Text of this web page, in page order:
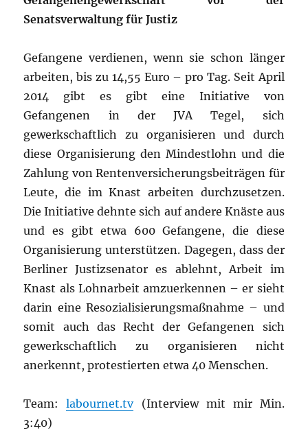
Senatsverwaltung für Justiz
Gefangene verdienen, wenn sie schon länger
arbeiten, bis zu 14,55 Euro – pro Tag. Seit April
2014 gibt es gibt eine Initiative von
Gefangenen in der JVA Tegel, sich
gewerkschaftlich zu organisieren und durch
diese Organisierung den Mindestlohn und die
Zahlung von Rentenversicherungsbeiträgen für
Leute, die im Knast arbeiten durchzusetzen.
Die Initiative dehnte sich auf andere Knäste aus
und es gibt etwa 600 Gefangene, die diese
Organisierung unterstützen. Dagegen, dass der
Berliner Justizsenator es ablehnt, Arbeit im
Knast als Lohnarbeit amzuerkennen – er sieht
darin eine Resozialisierungsmaßnahme – und
somit auch das Recht der Gefangenen sich
gewerkschaftlich zu organisieren nicht
anerkennt, protestierten etwa 40 Menschen.
Team:labournet.tv(Interview mit mir Min.
3:40)